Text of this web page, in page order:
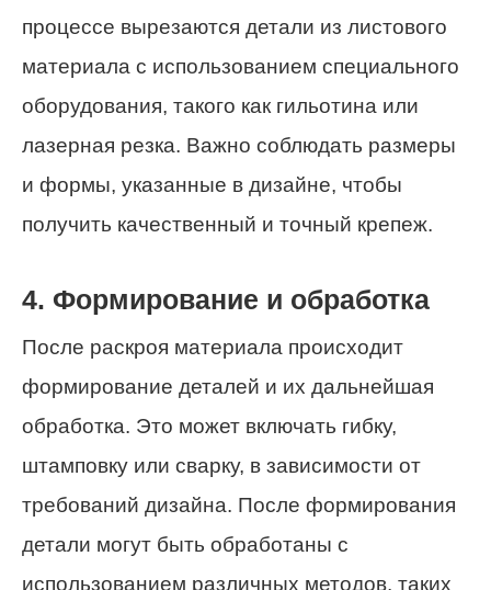
процессе вырезаются детали из листового
материала с использованием специального
оборудования, такого как гильотина или
лазерная резка. Важно соблюдать размеры
и формы, указанные в дизайне, чтобы
получить качественный и точный крепеж.
4. Формирование и обработка
После раскроя материала происходит
формирование деталей и их дальнейшая
обработка. Это может включать гибку,
штамповку или сварку, в зависимости от
требований дизайна. После формирования
детали могут быть обработаны с
использованием различных методов, таких